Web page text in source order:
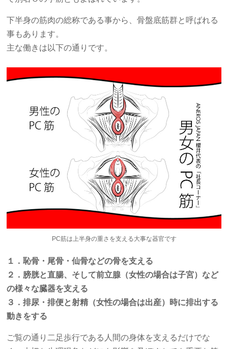
下半身の筋肉の総称である事から、骨盤底筋群と呼ばれる
事もあります。
主な働きは以下の通りです。
PC筋は上半身の重さを支える大事な器官です
１．恥骨・尾骨・仙骨などの骨を支える
２．膀胱と直腸、そして前立腺（女性の場合は子宮）など
の様々な臓器を支える
３．排尿・排便と射精（女性の場合は出産）時に排出する
動きをする
ご覧の通り二足歩行である人間の身体を支えるだけでな